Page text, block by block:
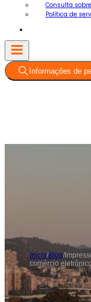
Consulta
Política de
Informações de
Início/Blog/
comércio